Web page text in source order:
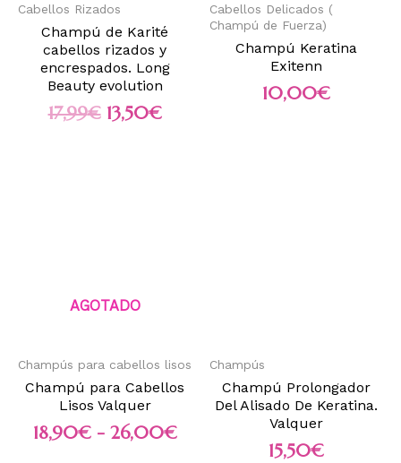
Cabellos Rizados
Champú de Karité
cabellos rizados y
encrespados. Long
Beauty evolution
17,99€ 13,50€
Cabellos Delicados (
Champú de Fuerza)
Champú Keratina
Exitenn
10,00€
AGOTADO
Champús para cabellos lisos
Champú para Cabellos
Lisos Valquer
18,90€ - 26,00€
Champús
Champú Prolongador
Del Alisado De Keratina.
Valquer
15,50€